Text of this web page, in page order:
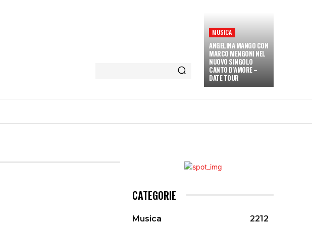
MUSICA
ANGELINA MANGO CON
MARCO MENGONI NEL
NUOVO SINGOLO
CANTO D’AMORE –
DATE TOUR
CATEGORIE
Musica
2212